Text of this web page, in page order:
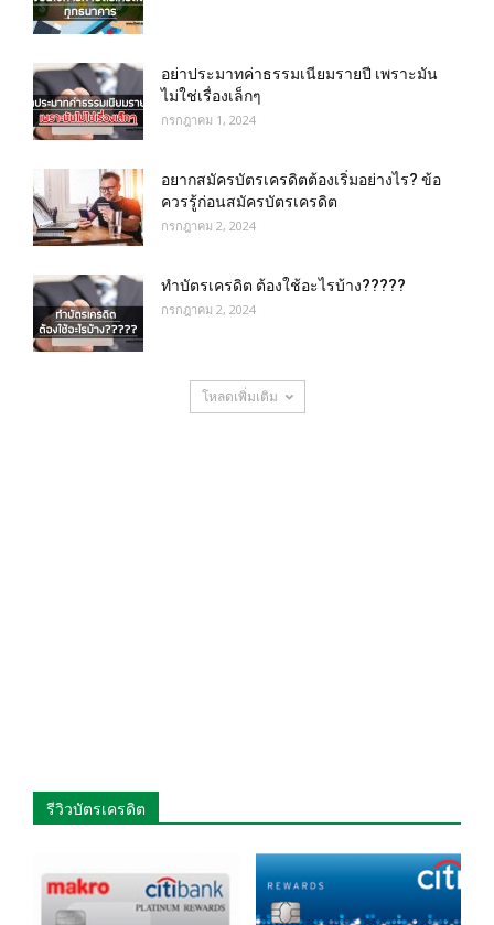
อย่าประมาทค่าธรรมเนียมรายปี เพราะมัน
ไม่ใช่เรื่องเล็กๆ
กรกฎาคม 1, 2024
อยากสมัครบัตรเครดิตต้องเริ่มอย่างไร? ข้อ
ควรรู้ก่อนสมัครบัตรเครดิต
กรกฎาคม 2, 2024
ทำบัตรเครดิต ต้องใช้อะไรบ้าง?????
กรกฎาคม 2, 2024
โหลดเพิ่มเติม
รีวิวบัตรเครดิต